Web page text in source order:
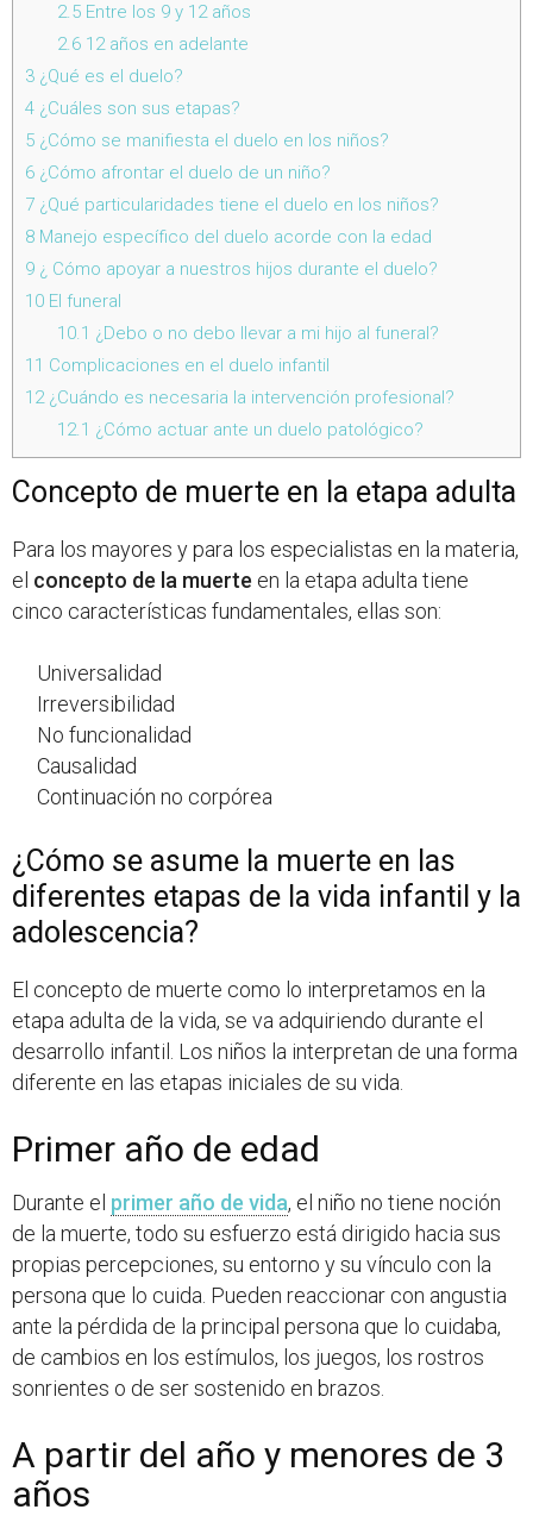
2.5 Entre los 9 y 12 años
2.6 12 años en adelante
3 ¿Qué es el duelo?
4 ¿Cuáles son sus etapas?
5 ¿Cómo se manifiesta el duelo en los niños?
6 ¿Cómo afrontar el duelo de un niño?
7 ¿Qué particularidades tiene el duelo en los niños?
8 Manejo específico del duelo acorde con la edad
9 ¿ Cómo apoyar a nuestros hijos durante el duelo?
10 El funeral
10.1 ¿Debo o no debo llevar a mi hijo al funeral?
11 Complicaciones en el duelo infantil
12¿Cuándo es necesaria la intervención profesional?
12.1 ¿Cómo actuar ante un duelo patológico?
Concepto de muerte en la etapa adulta
Para los mayores y para los especialistas en la materia,
el concepto de la muerte en la etapa adulta tiene
cinco características fundamentales, ellas son:
Universalidad
Irreversibilidad
No funcionalidad
Causalidad
Continuación no corpórea
¿Cómo se asume la muerte en las
diferentes etapas de la vida infantil y la
adolescencia?
El concepto de muerte como lo interpretamos en la
etapa adulta de la vida, se va adquiriendo durante el
desarrollo infantil. Los niños la interpretan de una forma
diferente en las etapas iniciales de su vida.
Primer año de edad
Durante el primer año de vida, el niño no tiene noción
de la muerte, todo su esfuerzo está dirigido hacia sus
propias percepciones, su entorno y su vínculo con la
persona que lo cuida. Pueden reaccionar con angustia
ante la pérdida de la principal persona que lo cuidaba,
de cambios en los estímulos, los juegos, los rostros
sonrientes o de ser sostenido en brazos.
A partir del año y menores de 3
años